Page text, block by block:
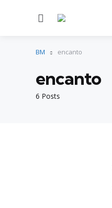
Menu
BM encanto
6 Posts
encanto